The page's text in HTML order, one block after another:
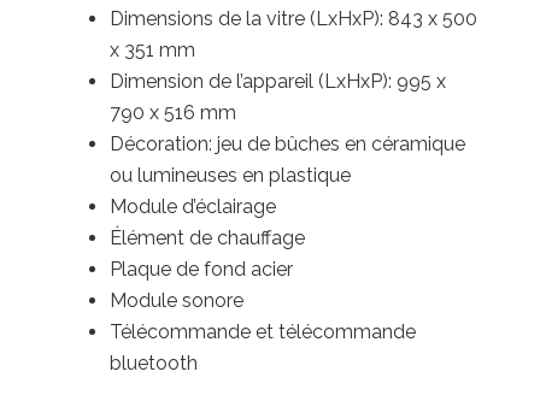
Dimensions de la vitre (LxHxP): 843 x 500
x 351 mm
Dimension de l’appareil (LxHxP): 995 x
790 x 516 mm
Décoration: jeu de bûches en céramique
ou lumineuses en plastique
Module d’éclairage
Élément de chauffage
Plaque de fond acier
Module sonore
Télécommande et télécommande
bluetooth